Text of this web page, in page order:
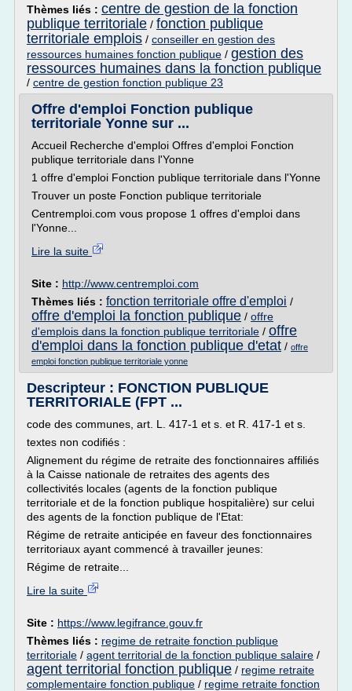
Thèmes liés : centre de gestion de la fonction
publique territoriale / fonction publique
territoriale emplois / conseiller en gestion des
ressources humaines fonction publique / gestion des
ressources humaines dans la fonction publique
/ centre de gestion fonction publique 23
Offre d'emploi Fonction publique
territoriale Yonne sur ...
Accueil Recherche d'emploi Offres d'emploi Fonction
publique territoriale dans l'Yonne
1 offre d'emploi Fonction publique territoriale dans l'Yonne
Trouver un poste Fonction publique territoriale
Centremploi.com vous propose 1 offres d'emploi dans
l'Yonne...
Lire la suite
Site : http://www.centremploi.com
Thèmes liés : fonction territoriale offre d'emploi /
offre d'emploi la fonction publique / offre
d'emplois dans la fonction publique territoriale / offre
d'emploi dans la fonction publique d'etat / offre
emploi fonction publique territoriale yonne
Descripteur : FONCTION PUBLIQUE
TERRITORIALE (FPT ...
code des communes, art. L. 417-1 et s. et R. 417-1 et s.
textes non codifiés :
Alignement du régime de retraite des fonctionnaires affiliés
à la Caisse nationale de retraites des agents des
collectivités locales (agents de la fonction publique
territoriale et de la fonction publique hospitalière) sur celui
des agents de la fonction publique de l'Etat:
Régime de retraite anticipée en faveur des fonctionnaires
territoriaux ayant commencé à travailler jeunes:
Régime de retraite...
Lire la suite
Site : https://www.legifrance.gouv.fr
Thèmes liés : regime de retraite fonction publique
territoriale / agent territorial de la fonction publique salaire /
agent territorial fonction publique / regime retraite
complementaire fonction publique / regime retraite fonction